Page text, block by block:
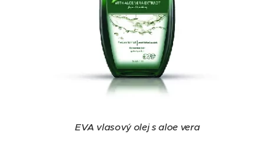
EVA vlasový olej s aloe vera